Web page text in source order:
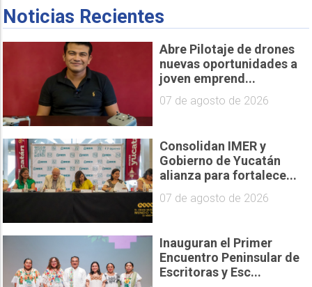
Noticias Recientes
Abre Pilotaje de drones
nuevas oportunidades a
joven emprend...
07 de agosto de 2026
Consolidan IMER y
Gobierno de Yucatán
alianza para fortalece...
07 de agosto de 2026
Inauguran el Primer
Encuentro Peninsular de
Escritoras y Esc...